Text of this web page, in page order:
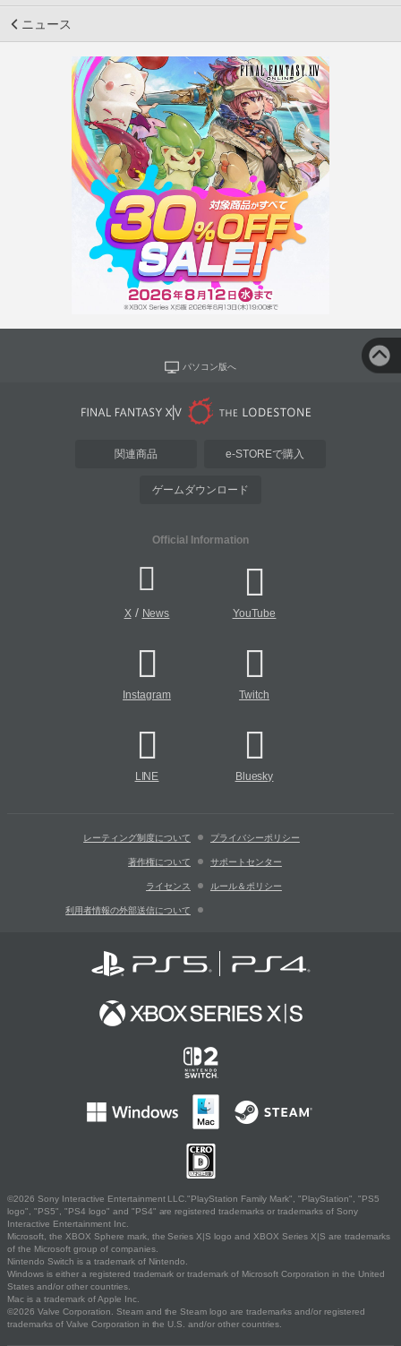
ニュース
パソコン版へ
関連商品 e-STOREで購入
ゲームダウンロード
Official Information
X/ News YouTube
Instagram Twitch
LINE Bluesky
レーティング制度について プライバシーポリシー
著作権について サポートセンター
ライセンス ルール＆ポリシー
利用者情報の外部送信について
©2026 Sony Interactive Entertainment LLC."PlayStation Family Mark", "PlayStation", "PS5
logo", "PS5", "PS4 logo" and "PS4" are registered trademarks or trademarks of Sony
Interactive Entertainment Inc.
Microsoft, the XBOX Sphere mark, the Series X|S logo and XBOX Series X|S are trademarks
of the Microsoft group of companies.
Nintendo Switch is a trademark of Nintendo.
Windows is either a registered trademark or trademark of Microsoft Corporation in the United
States and/or other countries.
Mac is a trademark of Apple Inc.
©2026 Valve Corporation. Steam and the Steam logo are trademarks and/or registered
trademarks of Valve Corporation in the U.S. and/or other countries.